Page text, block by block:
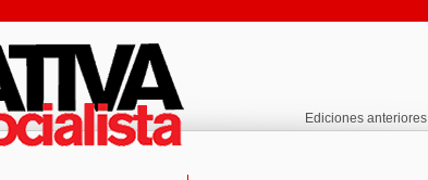
Ediciones anteriores